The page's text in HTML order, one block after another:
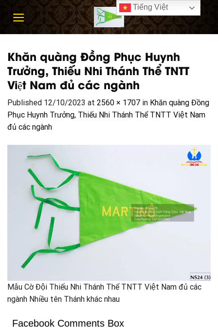
Khăn quàng Đồng Phục Huynh
Trưởng, Thiếu Nhi Thánh Thể TNTT
Việt Nam đủ các ngành
Published 12/10/2023 at 2560 × 1707 in Khăn quàng Đồng
Phục Huynh Trưởng, Thiếu Nhi Thánh Thể TNTT Việt Nam
đủ các ngành
Mẫu Cờ Đội Thiếu Nhi Thánh Thể TNTT Việt Nam đủ các
ngành Nhiều tên Thánh khác nhau
Facebook Comments Box
Tiếng Việt